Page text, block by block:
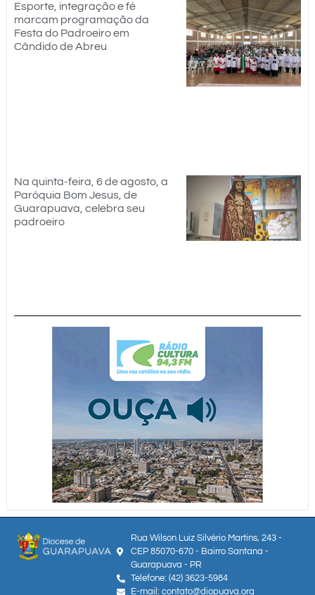
Esporte, integração e fé
marcam programação da
Festa do Padroeiro em
Cândido de Abreu
Na quinta-feira, 6 de agosto, a
Paróquia Bom Jesus, de
Guarapuava, celebra seu
padroeiro
Rua Wilson Luiz Silvério Martins, 243 -
CEP 85070-670 - Bairro Santana -
Guarapuava - PR
Telefone: (42) 3623-5984
E-mail: contato@diopuava.org